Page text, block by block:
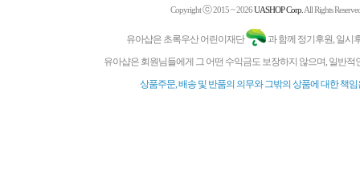
Copyrightⓒ2015 ~ 2026UASHOP Corp. All Rights
유아샵은 초록우산 어린이재단
과 함께 정기후원, 일시
유아샵은 회원님들에게 그 어떤 수익금도 보장하지 않으며, 일반
상품주문, 배송 및 반품의 의무와 그밖의 상품에 대한 책